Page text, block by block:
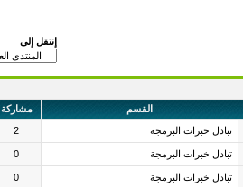
إنتقل إلى
القسم مشاركة
تبادل خبرات البرمجة 2
تبادل خبرات البرمجة 0
تبادل خبرات البرمجة 0